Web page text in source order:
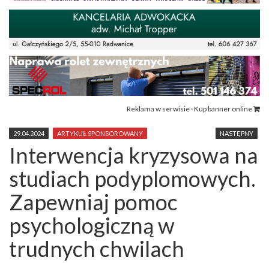
Reklama w serwisie · Kup banner online
NASTĘPNY
29.04.2024 ARTYKUŁ SPONSOROWANY
Interwencja kryzysowa na
studiach podyplomowych.
Zapewniaj pomoc
psychologiczną w
trudnych chwilach